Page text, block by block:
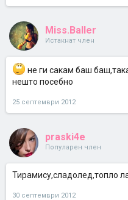
Miss.Baller
Истакнат член
не ги сакам баш
нешто посебно
25 септември 2012
praski4e
Популарен член
Тирамису,сладолед,топло
30 септември 2012